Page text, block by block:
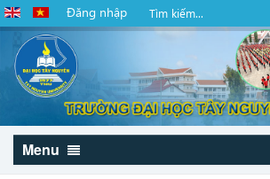
Đăng nhập
Menu